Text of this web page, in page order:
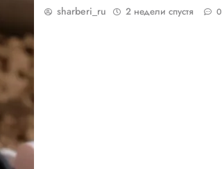
sharberi_ru 2 недели спустя 0